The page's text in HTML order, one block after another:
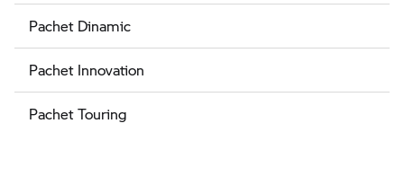
Pachet Dinamic
Pachet Innovation
Pachet Touring